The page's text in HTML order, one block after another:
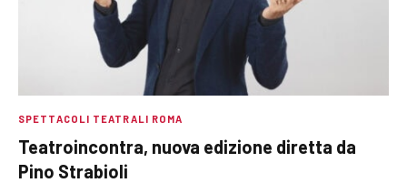
SPETTACOLI TEATRALI ROMA
Teatroincontra, nuova edizione diretta da
Pino Strabioli